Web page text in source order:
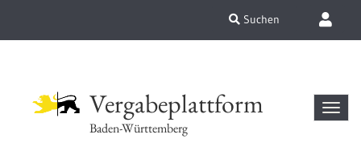
Suchen
Vergabeplattform
Baden-Württemberg